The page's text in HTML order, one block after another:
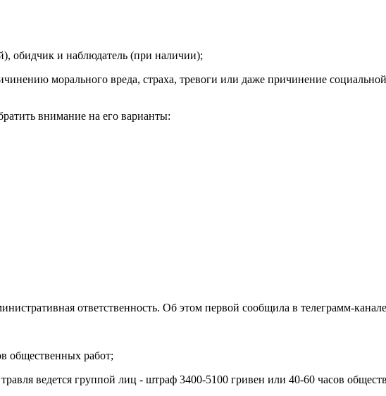
обидчик и наблюдатель (при наличии);
морального вреда, страха, тревоги или даже причинение
внимание на его варианты:
ответственность. Об этом первой сообщила в телеграмм-
общественных работ;
ведется группой лиц - штраф 3400-5100 гривен или 40-60 часов